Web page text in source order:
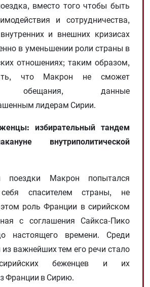
вместо того чтобы быть
и сотрудничества,
и внешних кризисах
в уменьшении роли страны в
отношениях; таким образом,
что Макрон не сможет
обещания, данные
лидерам Сирии.
избирательный тандем
внутриполитической
Макрон попытался
себя спасителем страны, не
роль Франции в сирийском
с соглашения Сайкса-Пико
настоящего времени. Среди
из важнейших тем его речи стало
беженцев и их
Франции в Сирию.